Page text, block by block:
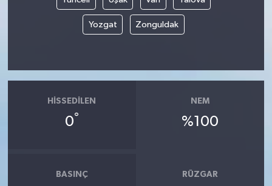
Yozgat Zonguldak
HISSEDILEN
0°
NEM
%100
BASINÇ RÜZGAR